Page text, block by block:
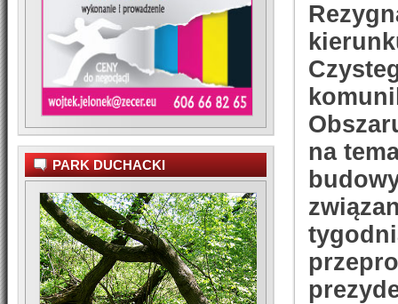
PARK DUCHACKI
na